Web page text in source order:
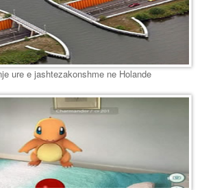
ure e jashtezakonshme ne Holande